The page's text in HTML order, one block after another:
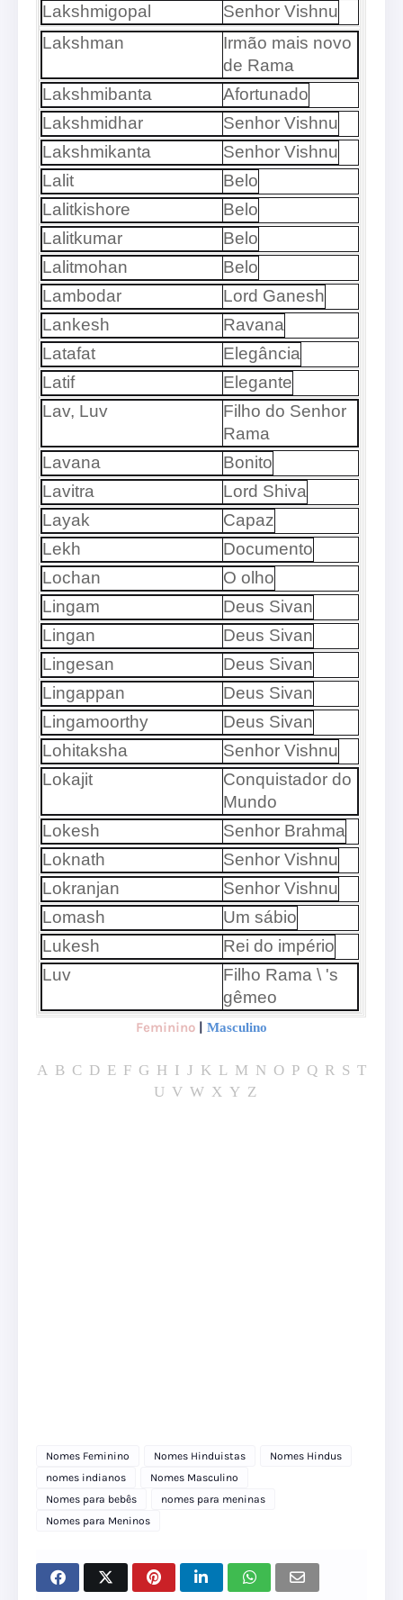
Lakshmigopal
Senhor Vishnu
Lakshman
Irmão mais novo
de Rama
Lakshmibanta
Afortunado
Lakshmidhar
Senhor Vishnu
Lakshmikanta
Senhor Vishnu
Lalit
Belo
Lalitkishore
Belo
Lalitkumar
Belo
Lalitmohan
Belo
Lambodar
Lord Ganesh
Lankesh
Ravana
Latafat
Elegância
Latif
Elegante
Lav, Luv
Filho do Senhor
Rama
Lavana
Bonito
Lavitra
Lord Shiva
Layak
Capaz
Lekh
Documento
Lochan
O olho
Lingam
Deus Sivan
Lingan
Deus Sivan
Lingesan
Deus Sivan
Lingappan
Deus Sivan
Lingamoorthy
Deus Sivan
Lohitaksha
Senhor Vishnu
Lokajit
Conquistador do
Mundo
Lokesh
Senhor Brahma
Loknath
Senhor Vishnu
Lokranjan
Senhor Vishnu
Lomash
Um sábio
Lukesh
Rei do império
Luv
Filho Rama \ 's
gêmeo
Feminino | Masculino
A B C D E F G H I J K L M N O P Q R S T
U V W X Y Z
Nomes Feminino Nomes Hinduistas
Nomes Hindus
nomes indianos
Nomes Masculino
Nomes para bebês
nomes para meninas
Nomes para Meninos